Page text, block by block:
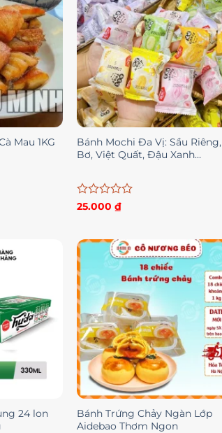
Mau 1KG
Bánh Mochi Đa Vị: Sầu Riêng,
Bơ, Việt Quất, Đậu Xanh…
Được
0
5
sao
25.000 ₫
24 lon
Bánh Trứng Chảy Ngàn Lớp
Aidebao Thơm Ngon